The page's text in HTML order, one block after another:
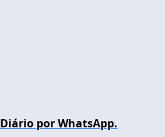
por WhatsApp.